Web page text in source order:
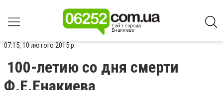
07:15, 10 лютого 2015 р.
100-летию со дня смерти
Ф.Е.Енакиева